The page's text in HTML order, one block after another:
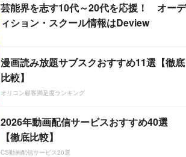
芸能界を志す10代～20代を応援！ オーデ
ィション・スクール情報はDeview
漫画読み放題サブスクおすすめ11選【徹底
比較】
オリコン顧客満足度ランキング
2026年動画配信サービスおすすめ40選
【徹底比較】
CS動画配信サービス20選